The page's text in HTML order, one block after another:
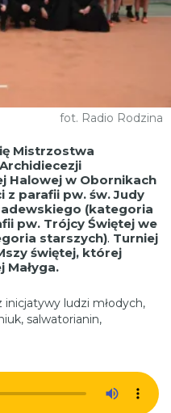
fot. Radio Rodzina
Mistrzostwa
Halowej w Obornikach
z parafii pw. św. Judy
(kategoria
pw. Trójcy Świętej we
starszych). Turniej
świętej, której
Małyga.
inicjatywy ludzi młodych,
salwatorianin,